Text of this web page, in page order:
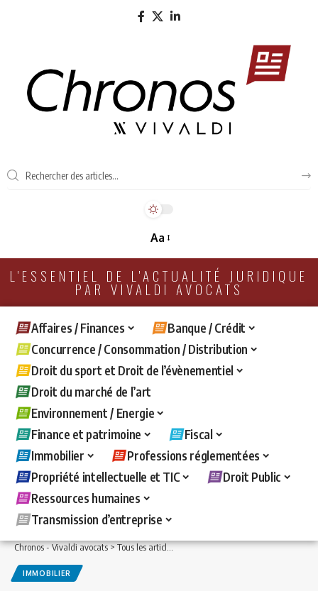
Aa
L'ESSENTIEL DE L'ACTUALITÉ JURIDIQUE
PAR VIVALDI AVOCATS
Affaires / Finances
Banque / Crédit
Concurrence / Consommation / Distribution
Droit du sport et Droit de l’évènementiel
Droit du marché de l’art
Environnement / Energie
Finance et patrimoine
Fiscal
Immobilier
Professions réglementées
Propriété intellectuelle et TIC
Droit Public
Ressources humaines
Transmission d’entreprise
Chronos - Vivaldi avocats>Tous les articles >Immobilier>ASL et bien
IMMOBILIER